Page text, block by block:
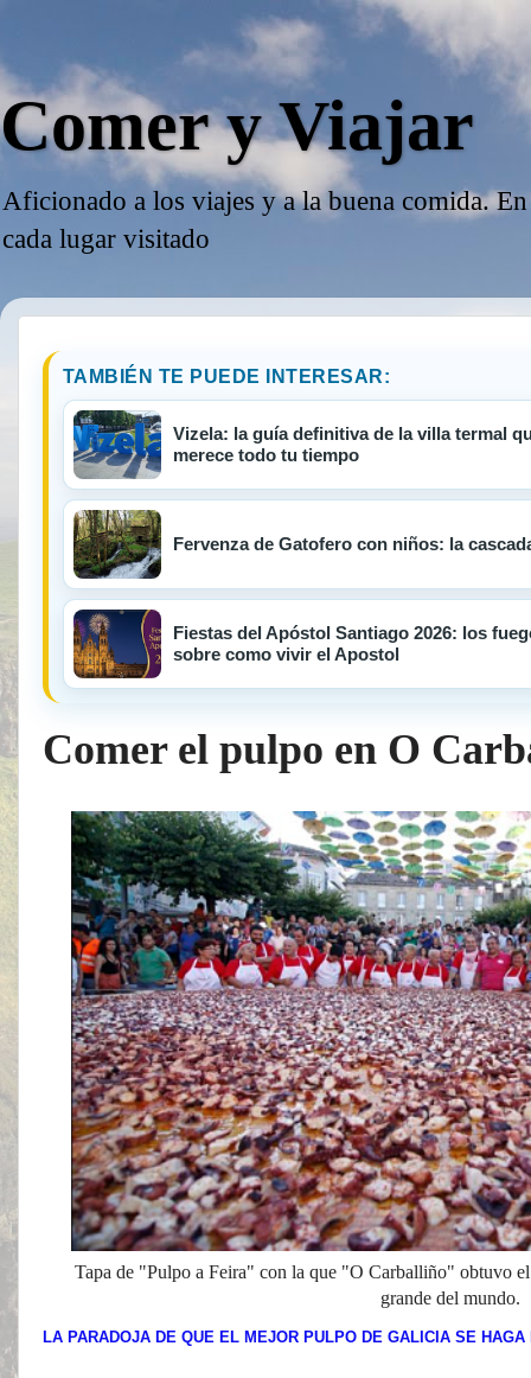
Comer y Viajar
Aficionado a los viajes y a la buena comida.
cada lugar visitado
TAMBIÉN TE PUEDE INTERESAR:
Vizela: la guía definitiva de la villa termal
merece todo tu tiempo
Fervenza de Gatofero con niños: la
Fiestas del Apóstol Santiago 2026: los
sobre como vivir el Apostol
Comer el pulpo en O
Tapa de "Pulpo a Feira" con la que "O Carballiño" obtuvo
grande del mundo.
LA PARADOJA DE QUE EL MEJOR PULPO DE GALICIA SE HAGA